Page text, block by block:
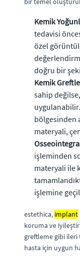
Kemik
tedavisi
özel
doğru bir
Kemik
sahip
bölgesinden
materyali,
işleminden
materyali ile
işlemine
estethica, implant
koruma ve
greftleme gibi
hasta için uygun